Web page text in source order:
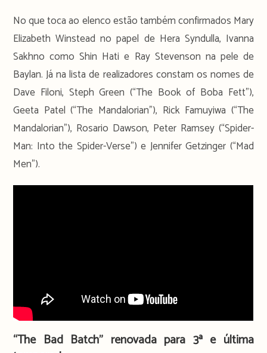
No que toca ao elenco estão também confirmados Mary
Elizabeth Winstead no papel de Hera Syndulla, Ivanna
Sakhno como Shin Hati e Ray Stevenson na pele de
Baylan. Já na lista de realizadores constam os nomes de
Dave Filoni, Steph Green (“The Book of Boba Fett”),
Geeta Patel (“The Mandalorian”), Rick Famuyiwa (“The
Mandalorian”), Rosario Dawson, Peter Ramsey (“Spider-
Man: Into the Spider-Verse”) e Jennifer Getzinger (“Mad
Men”).
“The Bad Batch” renovada para 3ª e última